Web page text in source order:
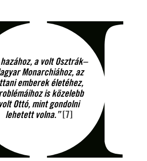
a volt Osztrák–
Monarchiához, az
emberek életéhez,
is közelebb
Ottó, mint gondolni
lehetett volna.”[7]